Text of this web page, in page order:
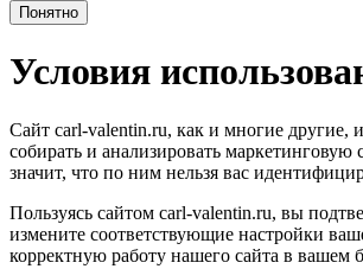
Понятно
Условия
Сайт carl-valentin.ru, как и многие
собирать и анализировать
значит, что по ним нельзя вас
Пользуясь сайтом carl-valentin.ru, вы
измените соответствующие настройки
корректную работу нашего сайта в вашем